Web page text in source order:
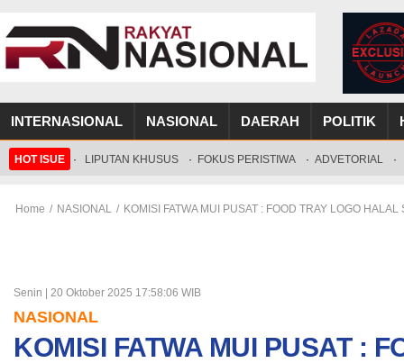
INTERNASIONAL NASIONAL DAERAH POLITIK
HOT ISUE · LIPUTAN KHUSUS · FOKUS PERISTIWA · ADVETORIAL ·
Home / NASIONAL / KOMISI FATWA MUI PUSAT : FOOD TRAY LOGO
Senin | 20 Oktober 2025 17:58:06 WIB
NASIONAL
KOMISI FATWA MUI PUSAT :